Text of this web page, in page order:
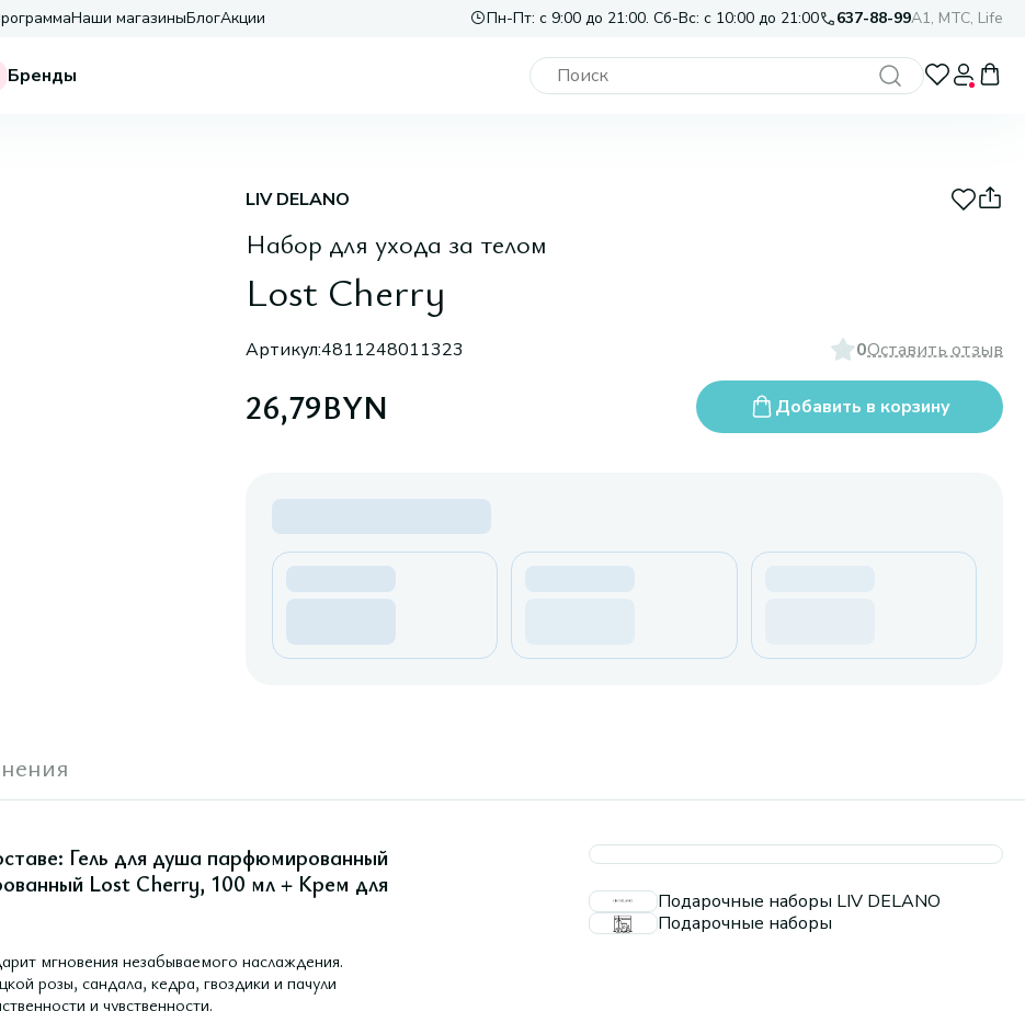
Наши магазиныБлогАкции Пн-Пт: с 9:00 до 21:00. Сб-Вс: с 10:00 до 21:00 637-88-99A1, МТС, Life
Бренды
LIV DELANO
Набор для ухода за телом
Lost Cherry
Артикул:4811248011323 0Оставить отзыв
26,79BYN Добавить в корзину
Гель для душа парфюмированный
Lost Cherry, 100 мл + Крем для
мгновения незабываемого наслаждения.
розы, сандала, кедра, гвоздики и пачули
и чувственности.
Подарочные наборы LIV DELANO
Подарочные наборы